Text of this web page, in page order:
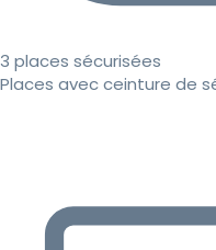
3 places sécurisées
Places avec ceinture de